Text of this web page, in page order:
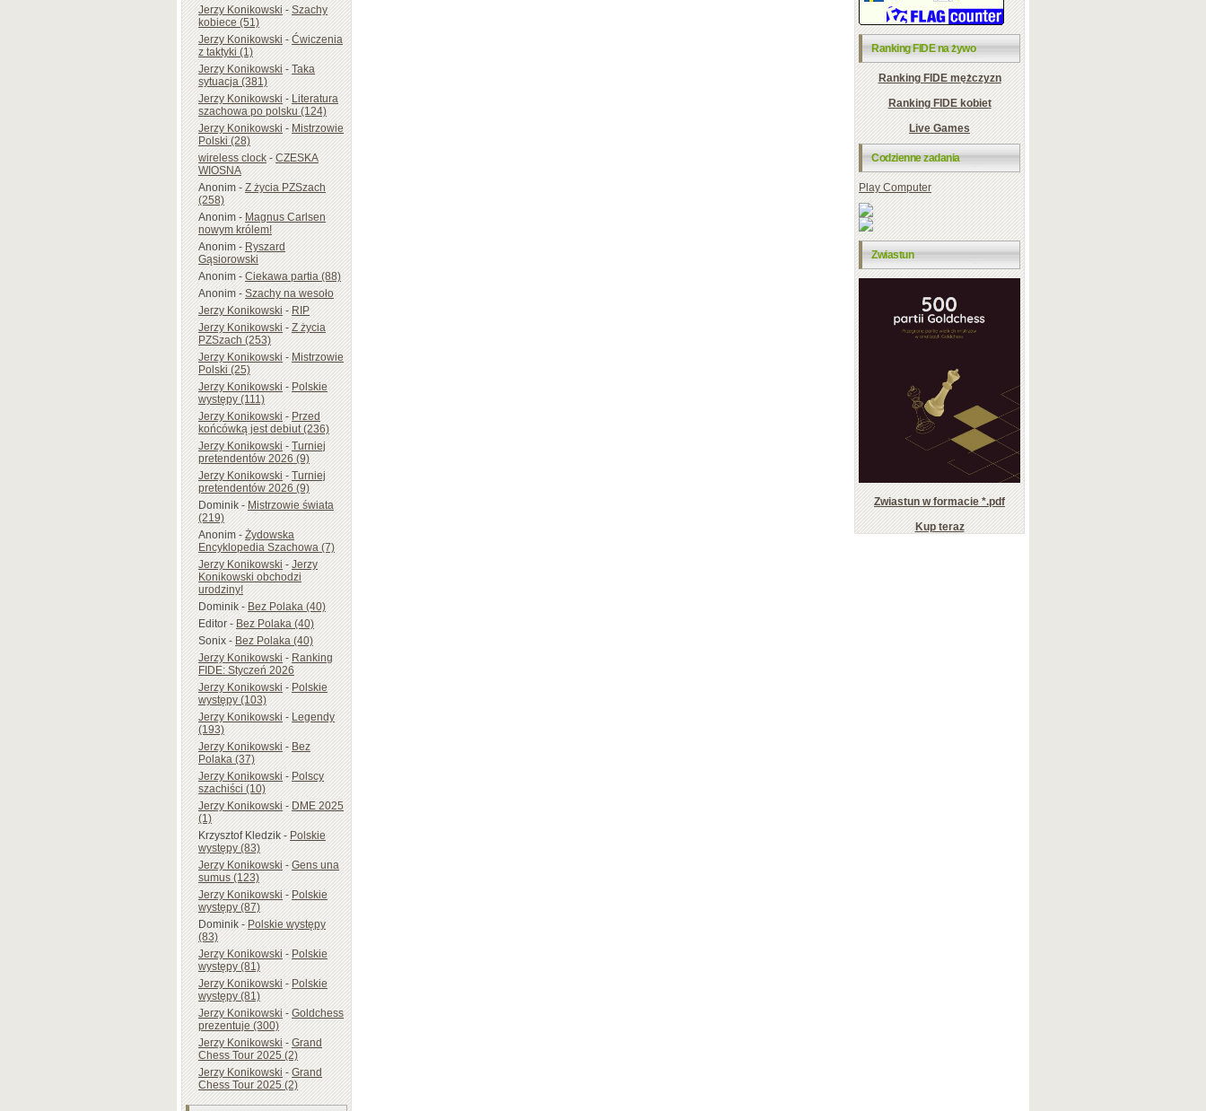
Jerzy Konikowski-Szachy
kobiece (51)
Jerzy Konikowski-Ćwiczenia
z taktyki (1)
Jerzy Konikowski-Taka
sytuacja (381)
Jerzy Konikowski-Literatura
szachowa po polsku (124)
Jerzy Konikowski-Mistrzowie
Polski (28)
wireless clock-CZESKA
WIOSNA
Anonim-Z życia PZSzach
(258)
Anonim-Magnus Carlsen
nowym królem!
Anonim-Ryszard
Gąsiorowski
Anonim-Ciekawa partia (88)
Anonim-Szachy na wesoło
Jerzy Konikowski-RIP
Jerzy Konikowski-Z życia
PZSzach (253)
Jerzy Konikowski-Mistrzowie
Polski (25)
Jerzy Konikowski-Polskie
występy (111)
Jerzy Konikowski-Przed
końcówką jest debiut (236)
Jerzy Konikowski-Turniej
pretendentów 2026 (9)
Jerzy Konikowski-Turniej
pretendentów 2026 (9)
Dominik-Mistrzowie świata
(219)
Anonim-Żydowska
Encyklopedia Szachowa (7)
Jerzy Konikowski-Jerzy
Konikowski obchodzi
urodziny!
Dominik-Bez Polaka (40)
Editor-Bez Polaka (40)
Sonix-Bez Polaka (40)
Jerzy Konikowski-Ranking
FIDE: Styczeń 2026
Jerzy Konikowski-Polskie
występy (103)
Jerzy Konikowski-Legendy
(193)
Jerzy Konikowski-Bez
Polaka (37)
Jerzy Konikowski-Polscy
szachiści (10)
Jerzy Konikowski-DME 2025
(1)
Krzysztof Kledzik-Polskie
występy (83)
Jerzy Konikowski-Gens una
sumus (123)
Jerzy Konikowski-Polskie
występy (87)
Dominik-Polskie występy
(83)
Jerzy Konikowski-Polskie
występy (81)
Jerzy Konikowski-Polskie
występy (81)
Jerzy Konikowski-Goldchess
prezentuje (300)
Jerzy Konikowski-Grand
Chess Tour 2025 (2)
Jerzy Konikowski-Grand
Chess Tour 2025 (2)
Ranking FIDE na żywo
Ranking FIDE mężczyzn
Ranking FIDE kobiet
Live Games
Codzienne zadania
Play Computer
Zwiastun
Zwiastun w formacie *.pdf
Kup teraz